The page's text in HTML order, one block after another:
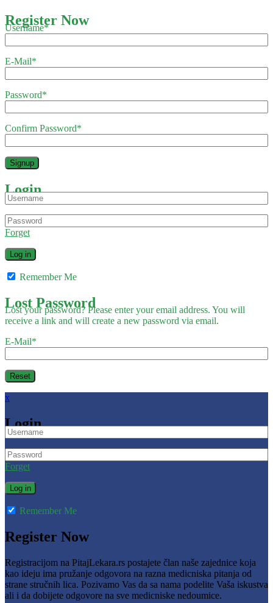
Register Now
Username*
E-Mail*
Password*
Confirm Password*
Login
Forget
Remember Me
Lost Password
Lost your password? Please enter your email address. You will
receive a link and will create a new password via email.
E-Mail*
x
Login
Forget
Remember Me
Register Now
Registracijom na PitajLekara.rs postajete član naše zajednice koja
kao ideju ima pružanje odgovora na razna medicniska pitanja od
strane stručnih lica. Pozivamo Vas da sa nama podelite Vaša iskustva
ali i da dobijete odgovore na sve medicniske nedoumice.